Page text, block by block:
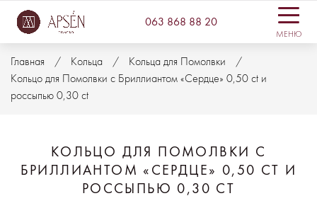
063 868 88 20
МЕНЮ
Главная Кольца
Кольца для Помолвки
Кольцо для Помолвки с Бриллиантом «Сердце» 0,50 ct и
россыпью 0,30 ct
КОЛЬЦО ДЛЯ ПОМОЛВКИ С
БРИЛЛИАНТОМ «СЕРДЦЕ» 0,50 CT И
РОССЫПЬЮ 0,30 CT